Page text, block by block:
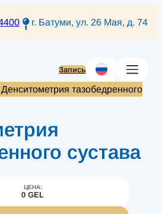
г. Батуми, ул. 26 Мая, д. 74
Запись
Денситометрия тазобедренного
сустава
ЦЕНА:
0 GEL